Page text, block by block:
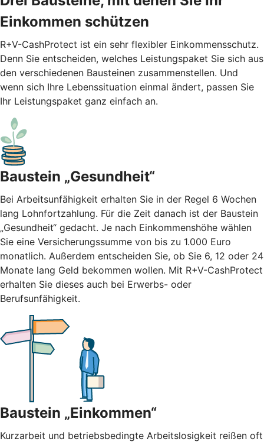
Einkommen schützen
R+V-CashProtect ist ein sehr flexibler Einkommensschutz.
Denn Sie entscheiden, welches Leistungspaket Sie sich aus
den verschiedenen Bausteinen zusammenstellen. Und
wenn sich Ihre Lebenssituation einmal ändert, passen Sie
Ihr Leistungspaket ganz einfach an.
Baustein „Gesundheit“
Bei Arbeitsunfähigkeit erhalten Sie in der Regel 6 Wochen
lang Lohnfortzahlung. Für die Zeit danach ist der Baustein
„Gesundheit“ gedacht. Je nach Einkommenshöhe wählen
Sie eine Versicherungssumme von bis zu 1.000 Euro
monatlich. Außerdem entscheiden Sie, ob Sie 6, 12 oder 24
Monate lang Geld bekommen wollen. Mit R+V-CashProtect
erhalten Sie dieses auch bei Erwerbs- oder
Berufsunfähigkeit.
Baustein „Einkommen“
Kurzarbeit und betriebsbedingte Arbeitslosigkeit reißen oft